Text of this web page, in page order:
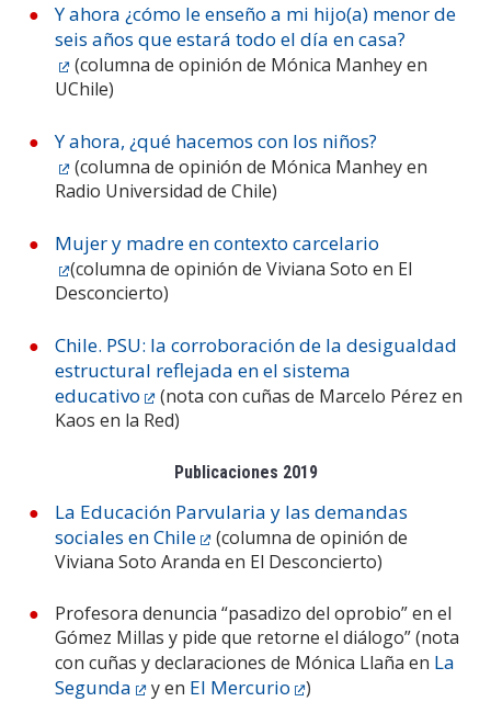
Y ahora ¿cómo le enseño a mi hijo(a) menor de
seis años que estará todo el día en casa?
(columna de opinión de Mónica Manhey en
UChile)
Y ahora, ¿qué hacemos con los niños?
(columna de opinión de Mónica Manhey en
Radio Universidad de Chile)
Mujer y madre en contexto carcelario
(columna de opinión de Viviana Soto en El
Desconcierto)
Chile. PSU: la corroboración de la desigualdad
estructural reflejada en el sistema
educativo
(nota con cuñas de Marcelo Pérez en
Kaos en la Red)
Publicaciones 2019
La Educación Parvularia y las demandas
sociales en Chile
(columna de opinión de
Viviana Soto Aranda en El Desconcierto)
Profesora denuncia “pasadizo del oprobio” en el
Gómez Millas y pide que retorne el diálogo” (nota
con cuñas y declaraciones de Mónica Llaña en La
Segunda
y en El Mercurio )